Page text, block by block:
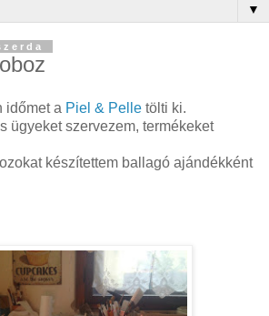
▼
időmet a Piel & Pelle tölti ki.
ügyeket szervezem, termékeket
készítettem ballagó ajándékként